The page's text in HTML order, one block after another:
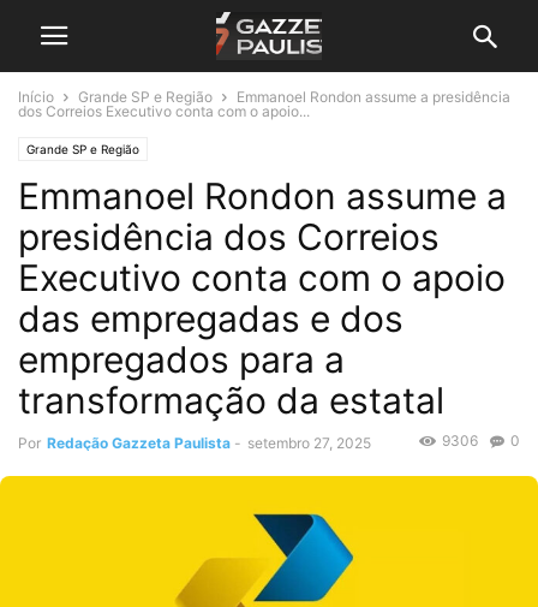
Início Grande SP e Região
Emmanoel Rondon assume a presidência
dos Correios Executivo conta com o apoio...
Grande SP e Região
Emmanoel Rondon assume a
presidência dos Correios
Executivo conta com o apoio
das empregadas e dos
empregados para a
transformação da estatal
Por Redação Gazzeta Paulista - setembro 27, 2025 0
9306